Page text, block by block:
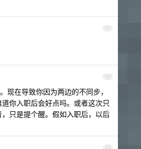
11
12
现在导致你因为两边的不同步，
你入职后会好点吗。或者这次只
只是提个醒。假如入职后，以后